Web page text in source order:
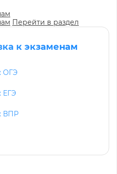
Перейти в раздел
к экзаменам
ОГЭ
ЕГЭ
ВПР